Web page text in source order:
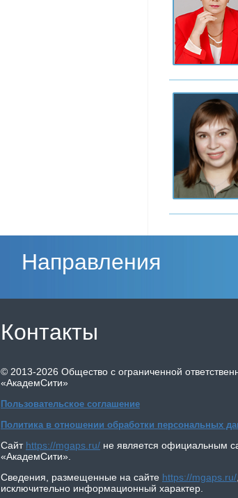
Направления
Контакты
© 2013-2026 Общество с ограниченной
«АкадемСити»
Пользовательское соглашение
Политика в отношении обработки персональных
Сайт https://mgaps.ru/ не является официальным
«АкадемСити»
Сведения, размещенные на сайте https://mgaps.ru/
исключительно информационный характер.